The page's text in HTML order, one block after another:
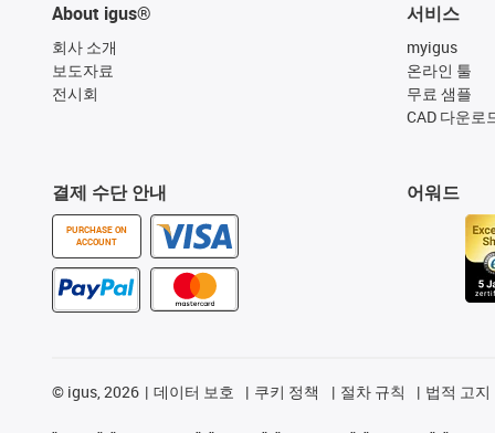
About igus®
회사 소개
보도자료
전시회
결제 수단 안내
PURCHASE ON
ACCOUNT
서비스
myigus
온라인 툴
무료 샘플
CAD 다운로
어워드
© igus, 2026 데이터 보호 쿠키 정책 절차 규칙 법적 고지